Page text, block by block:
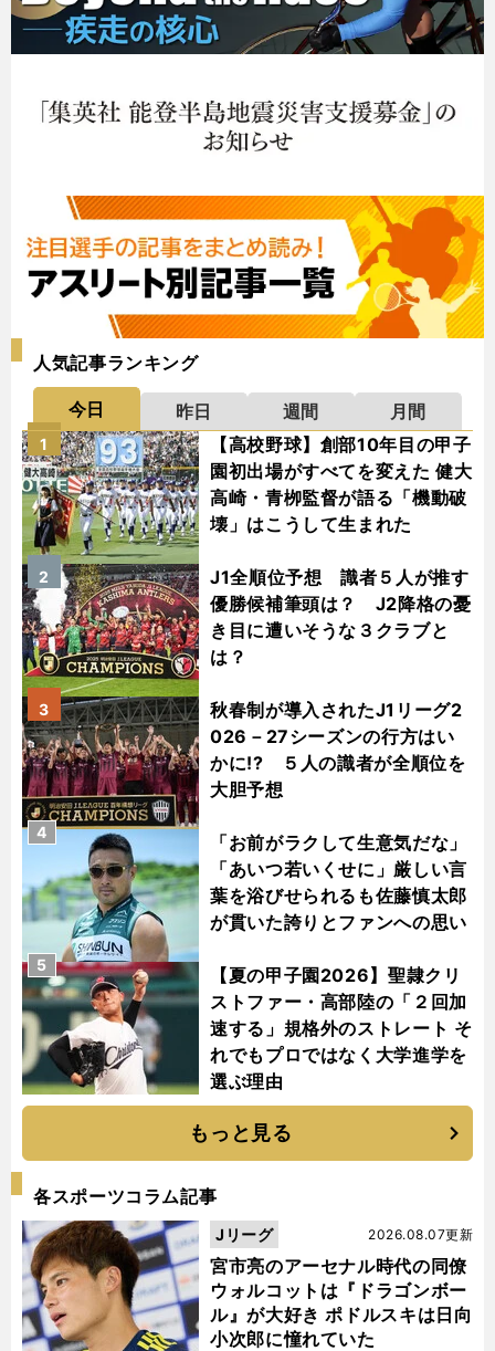
人気記事ランキング
今日 昨日 週間
月間
【高校野球】創部10年目の甲子
園初出場がすべてを変えた 健大
高崎・青栁監督が語る「機動破
壊」はこうして生まれた
1
J1全順位予想 識者５人が推す
優勝候補筆頭は？ J2降格の憂
き目に遭いそうな３クラブと
は？
2
秋春制が導入されたJ1リーグ2
026－27シーズンの行方はい
かに!? ５人の識者が全順位を
大胆予想
3
「お前がラクして生意気だな」
「あいつ若いくせに」厳しい言
葉を浴びせられるも佐藤慎太郎
が貫いた誇りとファンへの思い
4
【夏の甲子園2026】聖隷クリ
ストファー・高部陸の「２回加
速する」規格外のストレート そ
れでもプロではなく大学進学を
選ぶ理由
5
もっと見る
各スポーツコラム記事
宮市亮のアーセナル時代の同僚
ウォルコットは『ドラゴンボー
ル』が大好き ポドルスキは日向
小次郎に憧れていた
2026.08.07更新
Jリーグ